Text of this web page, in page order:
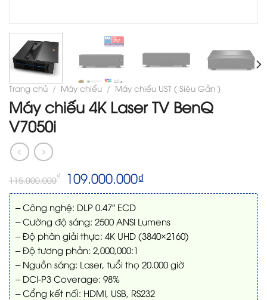
Trang chủ / Máy chiếu / Máy chiếu UST ( Siêu Gần )
Máy chiếu 4K Laser TV BenQ
V7050i
115.000.000₫ Giá
gốc
là:
115.000.000₫.
109.000.000₫
tại
109.000.000₫.
– Công nghệ: DLP 0.47″ ECD
– Cường độ sáng: 2500 ANSI Lumens
– Độ phân giải thực: 4K UHD (3840×2160)
– Độ tương phản: 2,000,000:1
– Nguồn sáng: Laser, tuổi thọ 20.000 giờ
– DCI-P3 Coverage: 98%
– Cổng kết nối: HDMI, USB, RS232